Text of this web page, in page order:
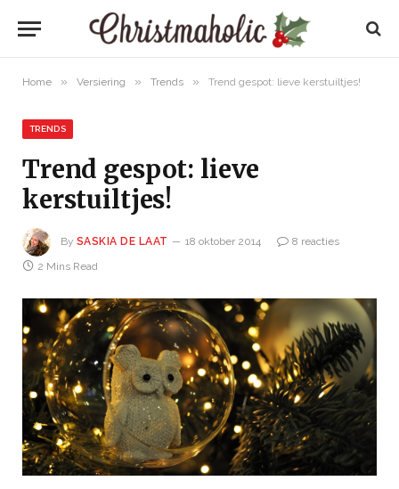
Home » Versiering » Trends » Trend gespot: lieve kerstuiltjes!
TRENDS
Trend gespot: lieve
kerstuiltjes!
By SASKIA DE LAAT 18 oktober 2014
8 reacties
2 Mins Read